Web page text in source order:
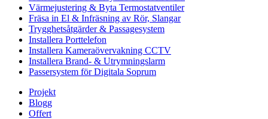
Värmejustering & Byta Termostatventiler
Fräsa in El & Infräsning av Rör, Slangar
Trygghetsåtgärder & Passagesystem
Installera Porttelefon
Installera Kameraövervakning CCTV
Installera Brand- & Utrymningslarm
Passersystem för Digitala Soprum
Projekt
Blogg
Offert